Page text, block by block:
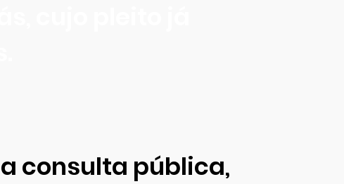
consulta pública,